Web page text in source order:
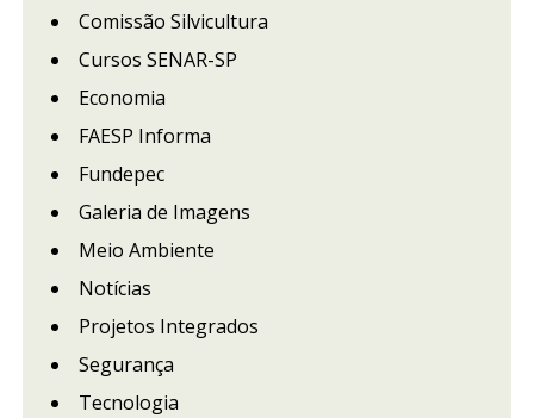
Comissão Silvicultura
Cursos SENAR-SP
Economia
FAESP Informa
Fundepec
Galeria de Imagens
Meio Ambiente
Notícias
Projetos Integrados
Segurança
Tecnologia